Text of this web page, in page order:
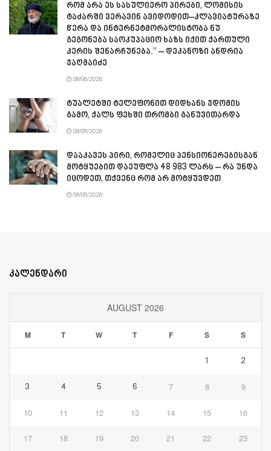
რომ არა ეს სასულიერო პირები, ლომისის
ტაძარში ვერავინ ავიდოდით–კლავიატურაზე
წერა და ინტერნეტმორალისტობა ნუ
გეგონება საოკუპაციო ხაზს იქით ქართული
კერის შენარჩუნება.” – დეკანოზი ანდრია
ჯაღმაიძე
08/06/2026
ტუალეტში ტელეფონით დიდხანს ჯდომის
გამო, ქალს ფეხში თრომბი განუვითარდა
08/05/2026
დააკავეს პირი, რომელიც პენსიონერებისგან
მოტყუებით დაეუფლა 48 983 ლარს – რა უნდა
იცოდეთ, თქვენც რომ არ მოტყუვდეთ
08/05/2026
კალენდარი
AUGUST 2026
M T W T F S S
1 2
3 4 5 6 7 8 9
10 11 12 13 14 15 16
17 18 19 20 21 22 23